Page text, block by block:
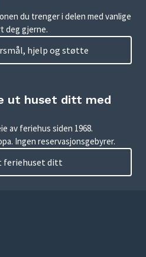
du trenger i delen med vanlige
deg gjerne.
hjelp og støtte
ut huset ditt med
av feriehus siden 1968.
Ingen reservasjonsgebyrer.
feriehuset ditt